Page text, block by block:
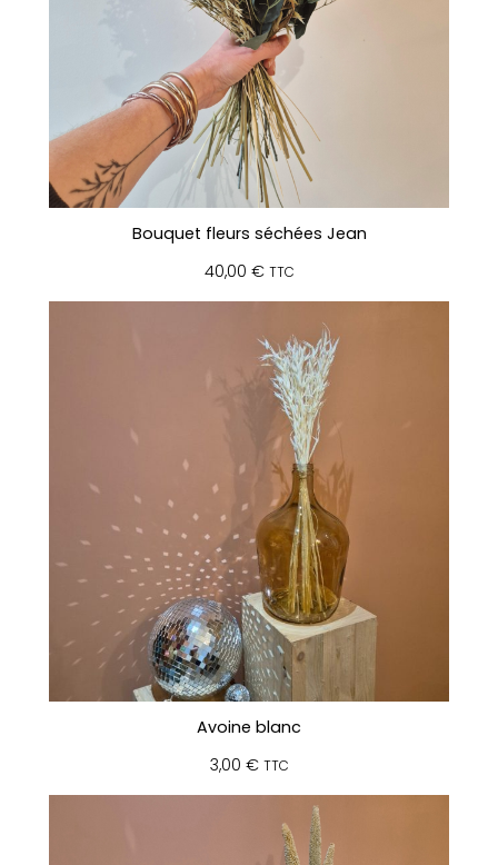
Bouquet fleurs séchées Jean
40,00 € TTC
Avoine blanc
3,00 € TTC